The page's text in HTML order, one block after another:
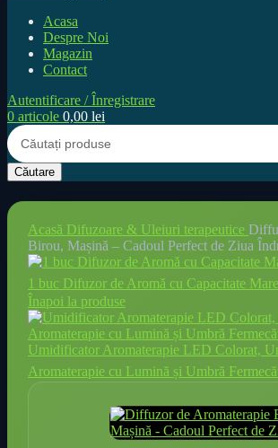
Acasa
Despre Noi
Magazin
Contact
Autentificare / Înregistrare
0 articole 0,00 lei
Căutare
Acasă Difuzoare & Uleiuri terapeutice
Birou, Mașină – Cadoul Perfect de Ziua
1 buc Difuzor de Aromă cu Capacitate
Înapoi la produse
Umidificator Aromaterapie LED Colorat,
Aromaterapie cu Lumină și Umbră